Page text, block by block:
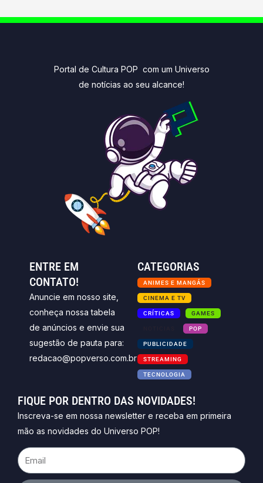
Portal de Cultura POP com um Universo
de notícias ao seu alcance!
ENTRE EM
CONTATO!
Anuncie em nosso site,
conheça nossa tabela
de anúncios e envie sua
sugestão de pauta para:
redacao@popverso.com.br
CATEGORIAS
ANIMES E MANGÁS
CINEMA E TV
CRÍTICAS GAMES
POP
PUBLICIDADE
STREAMING
TECNOLOGIA
FIQUE POR DENTRO DAS NOVIDADES!
Inscreva-se em nossa newsletter e receba em primeira
mão as novidades do Universo POP!
Email